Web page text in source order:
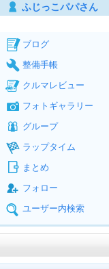
ふじっこパパさん
ブログ
整備手帳
クルマレビュー
フォトギャラリー
グループ
ラップタイム
まとめ
フォロー
ユーザー内検索